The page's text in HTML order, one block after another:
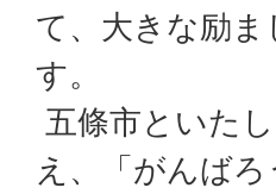
て、大きな励
す。
五條市といた
え、「がんば